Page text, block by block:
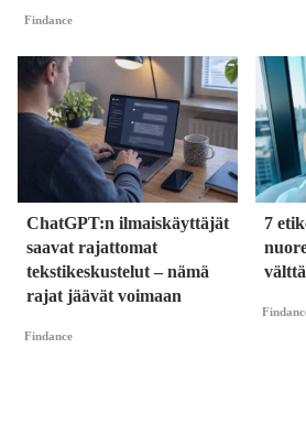
Findance
ChatGPT:n ilmaiskäyttäjät
saavat rajattomat
tekstikeskustelut – nämä
rajat jäävät voimaan
Findance
7